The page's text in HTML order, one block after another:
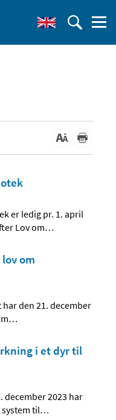
er ledig pr. 1. april
Lov om…
om
den 21. december
…
i et dyr til
december 2023 har
til…